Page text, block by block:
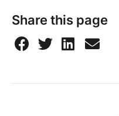
Share this page